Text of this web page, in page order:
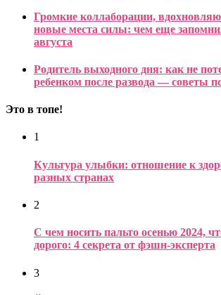
Громкие коллаборации,
новые места силы: чем еще
августа
Родитель выходного дня: как не
ребенком после развода — советы
Это в топе!
1
Культура улыбки: отношение к
разных странах
2
С чем носить пальто осенью 2024,
дорого: 4 секрета от фэшн-эксперта
3